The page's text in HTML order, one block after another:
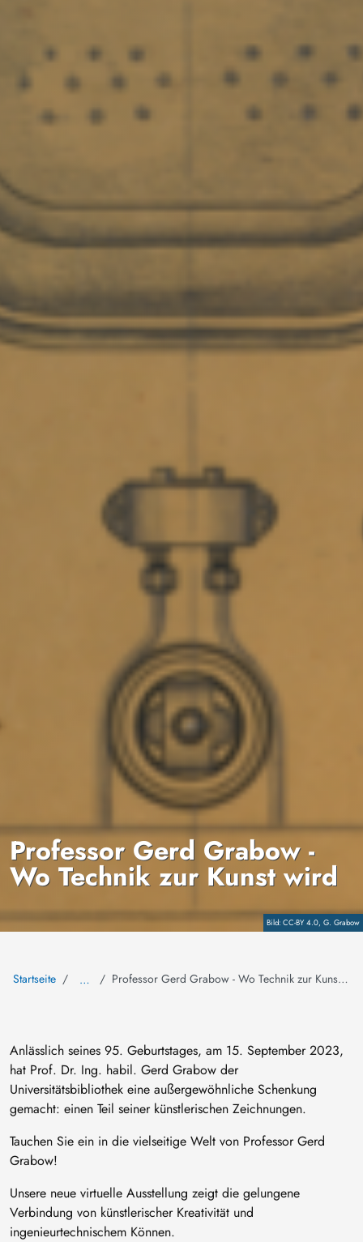
CopyrightCC-BY 4.0, G. Grabow
Professor Gerd Grabow -
Wo Technik zur Kunst wird
Startseite … Professor Gerd Grabow - Wo Technik zur Kunst wird
Anlässlich seines 95. Geburtstages, am 15. September 2023,
hat Prof. Dr. Ing. habil. Gerd Grabow der
Universitätsbibliothek eine außergewöhnliche Schenkung
gemacht: einen Teil seiner künstlerischen Zeichnungen.
Tauchen Sie ein in die vielseitige Welt von Professor Gerd
Grabow!
Unsere neue virtuelle Ausstellung zeigt die gelungene
Verbindung von künstlerischer Kreativität und
ingenieurtechnischem Können.